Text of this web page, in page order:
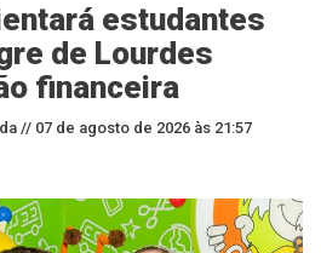
estudantes
de Lourdes
financeira
// 07 de agosto de 2026 às 21:57